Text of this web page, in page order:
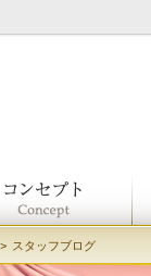
スタッフブログ